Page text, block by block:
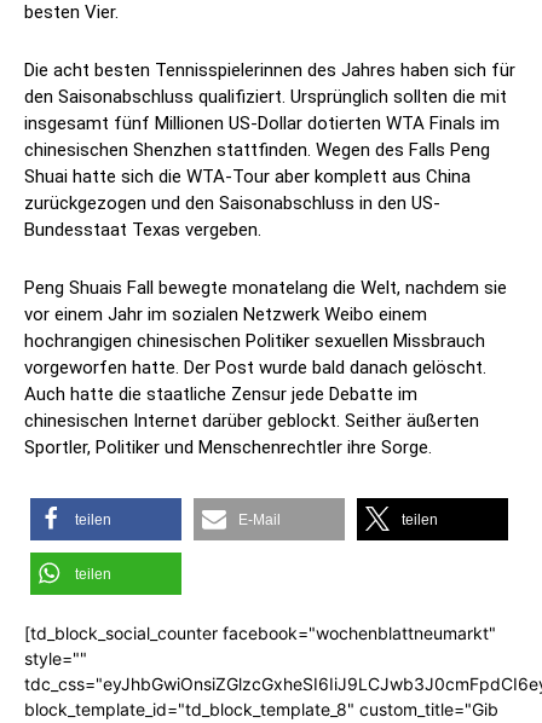
besten Vier.
Die acht besten Tennisspielerinnen des Jahres haben sich für
den Saisonabschluss qualifiziert. Ursprünglich sollten die mit
insgesamt fünf Millionen US-Dollar dotierten WTA Finals im
chinesischen Shenzhen stattfinden. Wegen des Falls Peng
Shuai hatte sich die WTA-Tour aber komplett aus China
zurückgezogen und den Saisonabschluss in den US-
Bundesstaat Texas vergeben.
Peng Shuais Fall bewegte monatelang die Welt, nachdem sie
vor einem Jahr im sozialen Netzwerk Weibo einem
hochrangigen chinesischen Politiker sexuellen Missbrauch
vorgeworfen hatte. Der Post wurde bald danach gelöscht.
Auch hatte die staatliche Zensur jede Debatte im
chinesischen Internet darüber geblockt. Seither äußerten
Sportler, Politiker und Menschenrechtler ihre Sorge.
teilen E-Mail teilen
teilen
[td_block_social_counter facebook="wochenblattneumarkt"
style=""
block_template_id="td_block_template_8" custom_title="Gib